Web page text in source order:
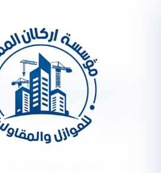
شركة عزل اسطح
0533334179